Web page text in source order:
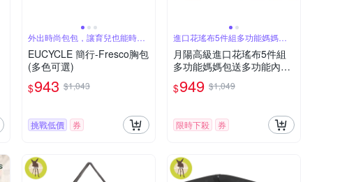
外出時尚包包，讓育兒也能時尚
有型
EUCYCLE 簡行-Fresco胸包
(多色可選)
$943 $1,043
挑戰低價 券
進口花瑤布5件組多功能媽媽包
送多功能內袋
月陽高級進口花瑤布5件組
多功能媽媽包送多功能內袋
(B05)
$949 $1,049
限時下殺 券